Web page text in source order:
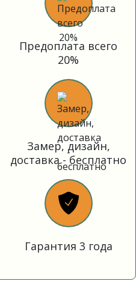
Предоплата всего
20%
Замер, дизайн,
доставка - бесплатно
Гарантия 3 года